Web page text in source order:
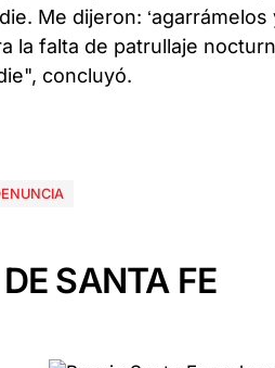
Me dijeron: ‘agarrámelos
la falta de patrullaje
concluyó.
SANTA FE